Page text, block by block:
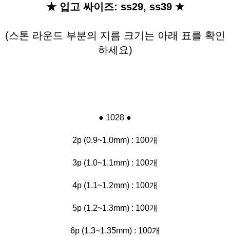
★입고 싸이즈: ss29, ss39 ★
(스톤 라운드 부분의 지름 크기는 아래 표를 확인
하세요)
● 1028 ●
2p (0.9~1.0mm) : 100개
3p (1.0~1.1mm) : 100개
4p (1.1~1.2mm) : 100개
5p (1.2~1.3mm) : 100개
6p (1.3~1.35mm) : 100개